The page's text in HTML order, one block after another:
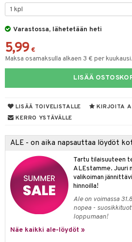
Varastossa, lähetetään heti
5,99 €
Maksa osamaksulla alkaen 3 € per kuukausi.
LISÄÄ
LISÄÄ TOIVELISTALLE
KIRJOITA
KERRO YSTÄVÄLLE
ALE - on aika napsauttaa löydöt
Tartu tilaisuuteen
ALEstamme. Juuri
valikoiman
hinnoilla!
Ale on voimassa
nopea -
loppumaan!
Näe kaikki ale-löydöt »
& Vihannesveitset
Baaritarvikkeet
sisustus
tarvikkeita
tekstiilit
koristelu
säilytys
tekstiilit
Saalit
& Tyynyliinat
& Peitot
& Koukut
& Korit
& Veistokset
& Lyhdyt
tekstiilit
tekstiilit
hyönteissuoja
& Lyhdyt
& vastauksia